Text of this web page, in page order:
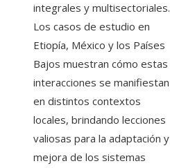
integrales y multisectoriales.
Los casos de estudio en
Etiopía, México y los Países
Bajos muestran cómo estas
interacciones se manifiestan
en distintos contextos
locales, brindando lecciones
valiosas para la adaptación y
mejora de los sistemas